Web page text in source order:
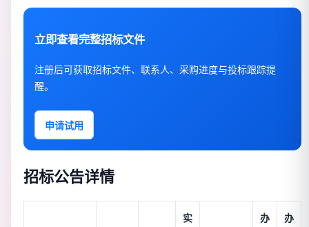
立即查看完整招标文件
注册后可获取招标文件、联系人、采购进度与投标跟踪提
醒。
申请试用
招标公告详情
实
办
办